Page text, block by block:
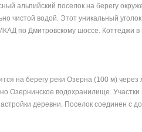
альпийский поселок на берегу
чистой водой. Этот уникальный
по Дмитровскому шоссе. Коттеджи
на берегу реки Озерна (100 м)
Озернинское водохранилище.
деревни. Поселок соединен с